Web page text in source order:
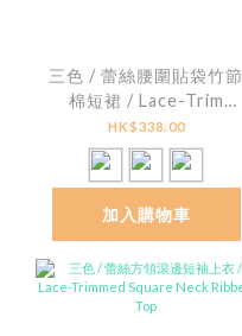
三色 / 蕾絲腰圍貼袋竹節
棉短裙 / Lace-Trim
Patch Pocket Slub
Cotton Mini Skirt
HK$338.00
加入購物車